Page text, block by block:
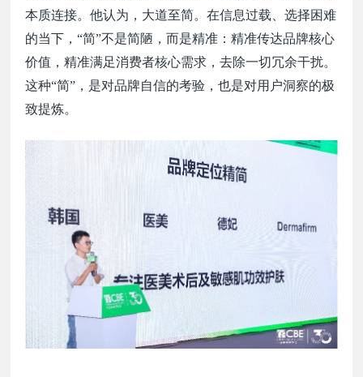
本质连接。他认为，大道至简。在信息过载、选择困难
的当下，“简”不是简陋，而是精准：精准传达品牌核心
价值，精准满足消费者核心需求，去除一切冗余干扰。
这种“简”，是对品牌自信的考验，也是对用户洞察的极
致提炼。